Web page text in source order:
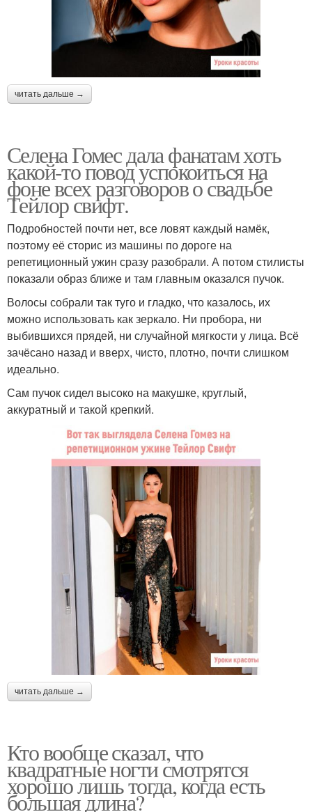
читать дальше →
Селена Гомес дала фанатам хоть
какой-то повод успокоиться на
фоне всех разговоров о свадьбе
Тейлор свифт.
Подробностей почти нет, все ловят каждый намёк,
поэтому её сторис из машины по дороге на
репетиционный ужин сразу разобрали. А потом стилисты
показали образ ближе и там главным оказался пучок.
Волосы собрали так туго и гладко, что казалось, их
можно использовать как зеркало. Ни пробора, ни
выбившихся прядей, ни случайной мягкости у лица. Всё
зачёсано назад и вверх, чисто, плотно, почти слишком
идеально.
Сам пучок сидел высоко на макушке, круглый,
аккуратный и такой крепкий.
читать дальше →
Кто вообще сказал, что
квадратные ногти смотрятся
хорошо лишь тогда, когда есть
большая длина?